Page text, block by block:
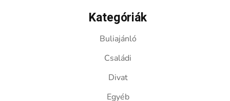
Kategóriák
Buliajánló
Családi
Divat
Egyéb